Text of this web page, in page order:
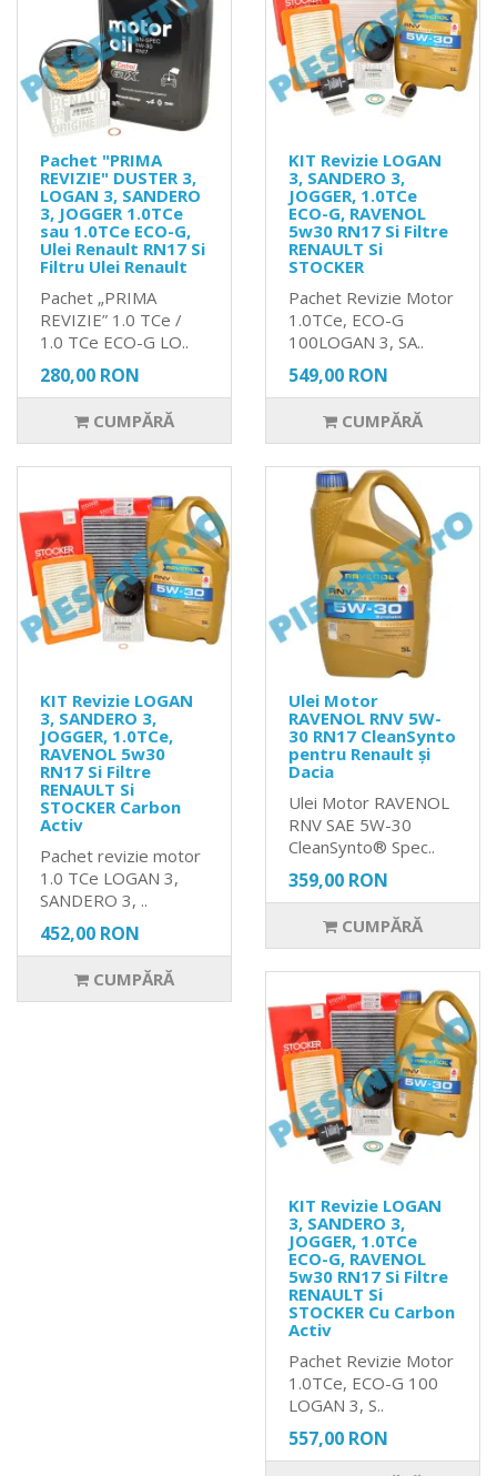
Pachet "PRIMA
REVIZIE" DUSTER 3,
LOGAN 3, SANDERO
3, JOGGER 1.0TCe
sau 1.0TCe ECO-G,
Ulei Renault RN17 Si
Filtru Ulei Renault
Pachet „PRIMA
REVIZIE” 1.0 TCe /
1.0 TCe ECO-G LO..
280,00 RON
CUMPĂRĂ
KIT Revizie LOGAN
3, SANDERO 3,
JOGGER, 1.0TCe
ECO-G, RAVENOL
5w30 RN17 Si Filtre
RENAULT Si
STOCKER
Pachet Revizie Motor
1.0TCe, ECO-G
100LOGAN 3, SA..
549,00 RON
CUMPĂRĂ
KIT Revizie LOGAN
3, SANDERO 3,
JOGGER, 1.0TCe,
RAVENOL 5w30
RN17 Si Filtre
RENAULT Si
STOCKER Carbon
Activ
Pachet revizie motor
1.0 TCe LOGAN 3,
SANDERO 3, ..
452,00 RON
CUMPĂRĂ
Ulei Motor
RAVENOL RNV 5W-
30 RN17 CleanSynto
pentru Renault și
Dacia
Ulei Motor RAVENOL
RNV SAE 5W-30
CleanSynto® Spec..
359,00 RON
CUMPĂRĂ
KIT Revizie LOGAN
3, SANDERO 3,
JOGGER, 1.0TCe
ECO-G, RAVENOL
5w30 RN17 Si Filtre
RENAULT Si
STOCKER Cu Carbon
Activ
Pachet Revizie Motor
1.0TCe, ECO-G 100
LOGAN 3, S..
557,00 RON